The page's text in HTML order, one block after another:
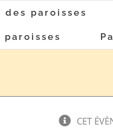
des paroisses
paroisses
CET